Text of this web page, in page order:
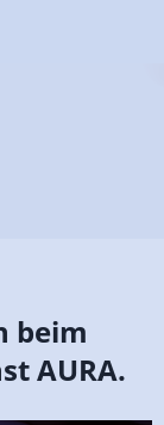
beim
AURA.